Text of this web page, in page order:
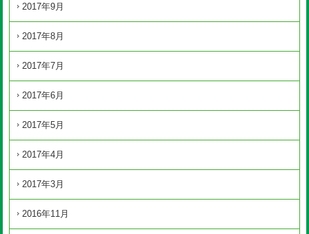
2017年9月
2017年8月
2017年7月
2017年6月
2017年5月
2017年4月
2017年3月
2016年11月